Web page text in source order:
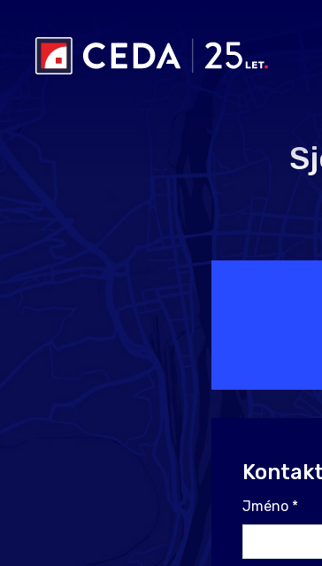
Jméno *